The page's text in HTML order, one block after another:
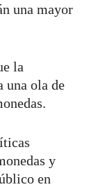
una mayor
la
una ola de
y
en